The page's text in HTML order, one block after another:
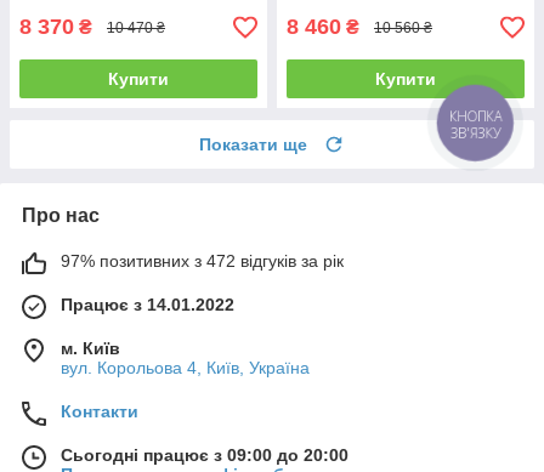
8 370 ₴ 10 470 ₴
Купити
8 460 ₴ 10 560 ₴
Купити
Показати ще
Про нас
97% позитивних з 472 відгуків за рік
Працює з 14.01.2022
м. Київ
вул. Корольова 4, Київ, Україна
Контакти
Сьогодні працює з 09:00 до 20:00
КНОПКА
ЗВ'ЯЗКУ